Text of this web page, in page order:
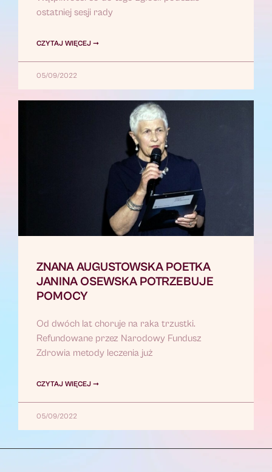
ostatniej sesji rady
CZYTAJ WIĘCEJ ➞
05/09/2022
ZNANA AUGUSTOWSKA POETKA
JANINA OSEWSKA POTRZEBUJE
POMOCY
Od dwóch lat choruje na raka trzustki.
Refundowane przez Narodowy Fundusz
Zdrowia metody leczenia już
CZYTAJ WIĘCEJ ➞
05/09/2022